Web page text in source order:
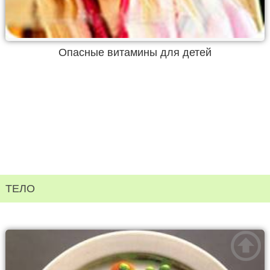
Опасные витамины для детей
ТЕЛО